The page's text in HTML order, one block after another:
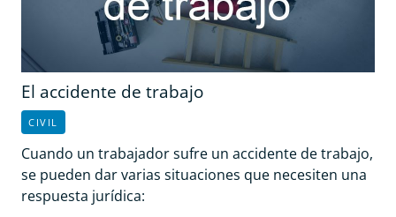
El accidente de trabajo
CIVIL
Cuando un trabajador sufre un accidente de trabajo,
se pueden dar varias situaciones que necesiten una
respuesta jurídica: